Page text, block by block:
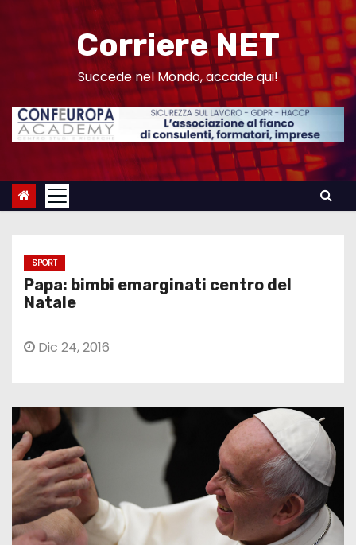
n
Corriere NET
Succede nel Mondo, accade qui!
SPORT
Papa: bimbi emarginati centro del
Natale
Dic 24, 2016